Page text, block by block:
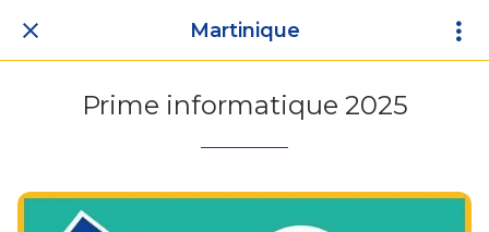
Martinique
Prime informatique 2025